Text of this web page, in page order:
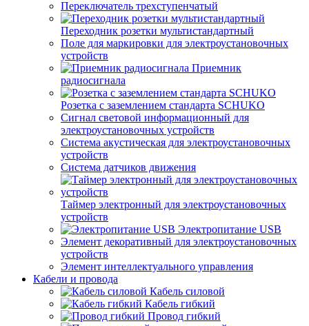
Переключатель трехступенчатый
Переходник розетки мультистандартный
Поле для маркировки для электроустановочных
устройств
Приемник
радиосигнала
Розетка с заземлением стандарта SCHUKO
Сигнал световой информационный для
электроустановочных устройств
Система акустическая для электроустановочных
устройств
Система датчиков движения
Таймер электронный для электроустановочных
устройств
Электропитание USB
Элемент декоративный для электроустановочных
устройств
Элемент интеллектуального управления
Кабели и провода
Кабель силовой
Кабель гибкий
Провод гибкий